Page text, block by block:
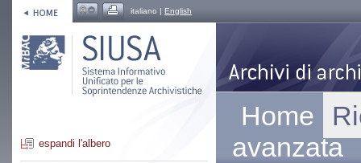
italiano | English
espandi l'albero
Home
avanzata